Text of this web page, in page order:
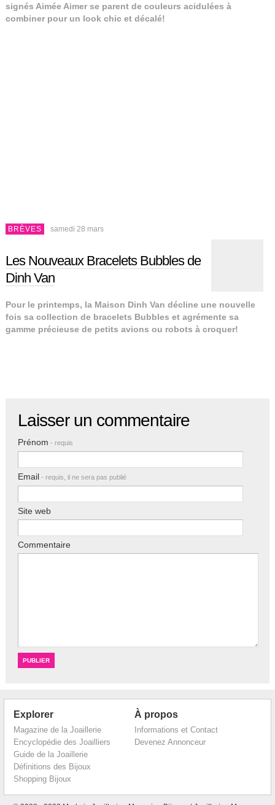
signés Aimée Aimer se parent de couleurs acidulées à
combiner pour un look chic et décalé!
BRÈVES samedi 28 mars
Les Nouveaux Bracelets Bubbles de
Dinh Van
Pour le printemps, la Maison Dinh Van décline une nouvelle
fois sa collection de bracelets Bubbles et agrémente sa
gamme précieuse de petits avions ou robots à croquer!
Laisser un commentaire
Prénom - requis
Email - requis, il ne sera pas publié
Site web
Commentaire
Explorer
Magazine de la Joaillerie
Encyclopédie des Joailliers
Guide de la Joaillerie
Définitions des Bijoux
Shopping Bijoux
À propos
Informations et Contact
Devenez Annonceur